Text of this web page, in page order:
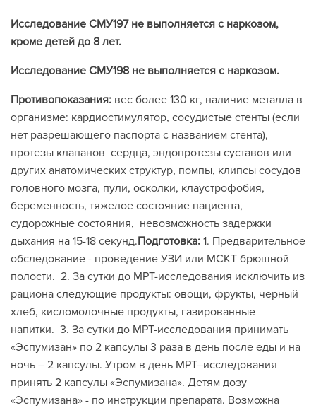
Исследование СМУ197 не выполняется с наркозом,
кроме детей до 8 лет.
Исследование СМУ198 не выполняется с наркозом.
Противопоказания: вес более 130 кг, наличие металла в
организме: кардиостимулятор, сосудистые стенты (если
нет разрешающего паспорта с названием стента),
протезы клапанов сердца, эндопротезы суставов или
других анатомических структур, помпы, клипсы сосудов
головного мозга, пули, осколки, клаустрофобия,
беременность, тяжелое состояние пациента,
судорожные состояния, невозможность задержки
дыхания на 15-18 секунд.Подготовка: 1. Предварительное
обследование - проведение УЗИ или МСКТ брюшной
полости. 2. За сутки до МРТ-исследования исключить из
рациона следующие продукты: овощи, фрукты, черный
хлеб, кисломолочные продукты, газированные
напитки. 3. За сутки до МРТ-исследования принимать
«Эспумизан» по 2 капсулы 3 раза в день после еды и на
ночь – 2 капсулы. Утром в день МРТ–исследования
принять 2 капсулы «Эспумизана». Детям дозу
«Эспумизана» - по инструкции препарата. Возможна